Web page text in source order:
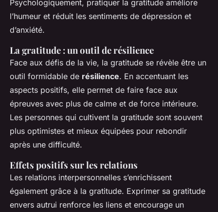
Psychologiquement, pratiquer la gratitude améliore
l’humeur et réduit les sentiments de dépression et
d’anxiété.
La gratitude : un outil de résilience
Face aux défis de la vie, la gratitude se révèle être un
outil formidable de résilience. En accentuant les
aspects positifs, elle permet de faire face aux
épreuves avec plus de calme et de force intérieure.
Les personnes qui cultivent la gratitude sont souvent
plus optimistes et mieux équipées pour rebondir
après une difficulté.
Effets positifs sur les relations
Les relations interpersonnelles s’enrichissent
également grâce à la gratitude. Exprimer sa gratitude
envers autrui renforce les liens et encourage un